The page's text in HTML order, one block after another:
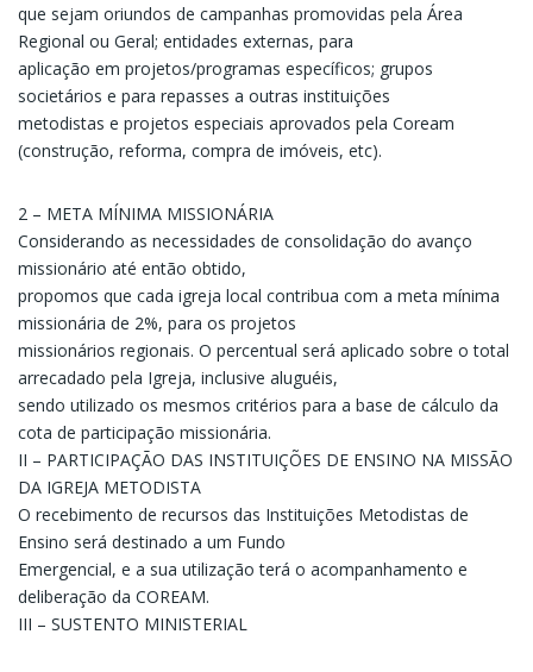
que sejam oriundos de campanhas promovidas pela Área
Regional ou Geral; entidades externas, para
aplicação em projetos/programas específicos; grupos
societários e para repasses a outras instituições
metodistas e projetos especiais aprovados pela Coream
(construção, reforma, compra de imóveis, etc).
2 – META MÍNIMA MISSIONÁRIA
Considerando as necessidades de consolidação do avanço
missionário até então obtido,
propomos que cada igreja local contribua com a meta mínima
missionária de 2%, para os projetos
missionários regionais. O percentual será aplicado sobre o total
arrecadado pela Igreja, inclusive aluguéis,
sendo utilizado os mesmos critérios para a base de cálculo da
cota de participação missionária.
II – PARTICIPAÇÃO DAS INSTITUIÇÕES DE ENSINO NA MISSÃO
DA IGREJA METODISTA
O recebimento de recursos das Instituições Metodistas de
Ensino será destinado a um Fundo
Emergencial, e a sua utilização terá o acompanhamento e
deliberação da COREAM.
III – SUSTENTO MINISTERIAL